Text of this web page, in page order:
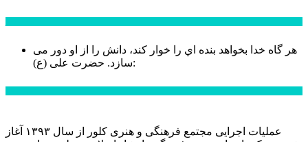
هر گاه خدا بخواهد بنده اي را خوار كند، دانش را از او دور می
سازد.حضرت علی (ع):
عملیات اجرایی مجتمع فرهنگی و هنری کلور از سال ۱۳۹۳ آغاز